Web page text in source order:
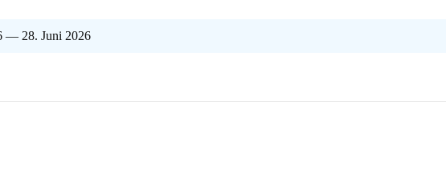
— 28. Juni 2026